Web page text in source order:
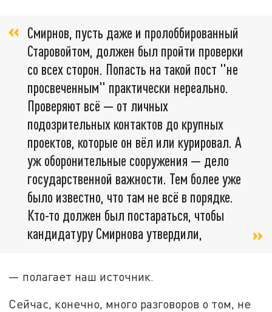
Смирнов, пусть даже и пролоббированный
Старовойтом, должен был пройти проверки
со всех сторон. Попасть на такой пост "не
просвеченным" практически нереально.
Проверяют всё — от личных
подозрительных контактов до крупных
проектов, которые он вёл или курировал. А
уж оборонительные сооружения — дело
государственной важности. Тем более уже
было известно, что там не всё в порядке.
Кто-то должен был постараться, чтобы
кандидатуру Смирнова утвердили,
— полагает наш источник.
Сейчас, конечно, много разговоров о том, не